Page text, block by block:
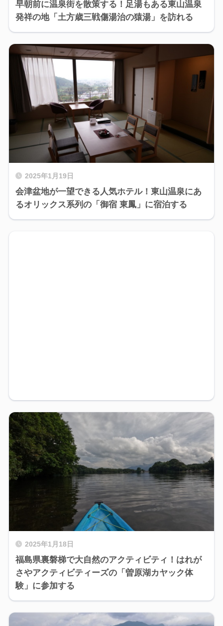
早朝前に温泉街を散策する！足湯もある東山温泉
発祥の地「土方歳三戦傷湯治の猿湯」を訪れる
2025年1月19日
会津盆地が一望できる人気ホテル！東山温泉にあ
るオリックス系列の「御宿 東鳳」に宿泊する
2025年1月18日
福島県裏磐梯で大自然のアクティビティ！はれが
さやアクティビティーズの「曽原湖カヤック体
験」に参加する